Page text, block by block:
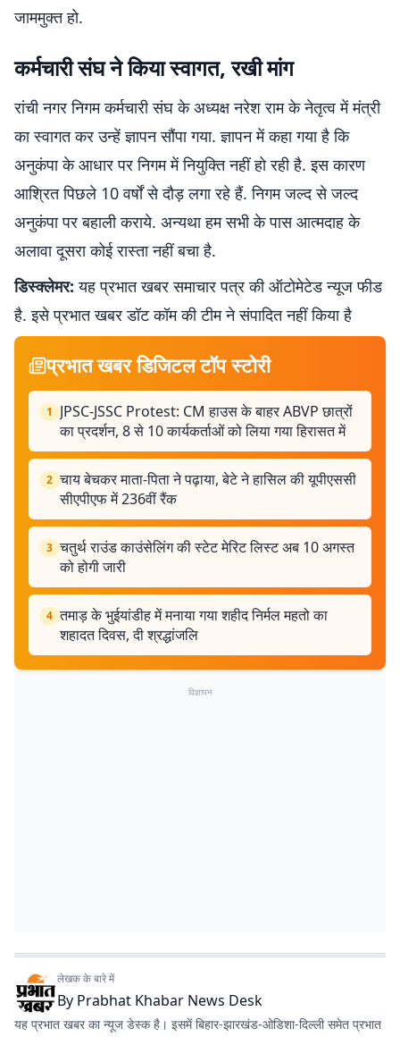
जाममुक्त हो.
कर्मचारी संघ ने किया स्वागत, रखी मांग
रांची नगर निगम कर्मचारी संघ के अध्यक्ष नरेश राम के नेतृत्व में मंत्री
का स्वागत कर उन्हें ज्ञापन सौंपा गया. ज्ञापन में कहा गया है कि
अनुकंपा के आधार पर निगम में नियुक्ति नहीं हो रही है. इस कारण
आश्रित पिछले 10 वर्षों से दौड़ लगा रहे हैं. निगम जल्द से जल्द
अनुकंपा पर बहाली कराये. अन्यथा हम सभी के पास आत्मदाह के
अलावा दूसरा कोई रास्ता नहीं बचा है.
डिस्क्लेमर: यह प्रभात खबर समाचार पत्र की ऑटोमेटेड न्यूज फीड
है. इसे प्रभात खबर डॉट कॉम की टीम ने संपादित नहीं किया है
प्रभात खबर डिजिटल टॉप स्टोरी
1
JPSC-JSSC Protest: CM हाउस के बाहर ABVP छात्रों
का प्रदर्शन, 8 से 10 कार्यकर्ताओं को लिया गया हिरासत में
2 चाय बेचकर माता-पिता ने पढ़ाया, बेटे ने हासिल की यूपीएससी
सीएपीएफ में 236वीं रैंक
3 चतुर्थ राउंड काउंसेलिंग की स्टेट मेरिट लिस्ट अब 10 अगस्त
को होगी जारी
4 तमाड़ के भुईयांडीह में मनाया गया शहीद निर्मल महतो का
शहादत दिवस, दी श्रद्धांजलि
विज्ञापन
लेखक के बारे में
By Prabhat Khabar News Desk
यह प्रभात खबर का न्यूज डेस्क है। इसमें बिहार-झारखंड-ओडिशा-दिल्‍ली समेत प्रभात